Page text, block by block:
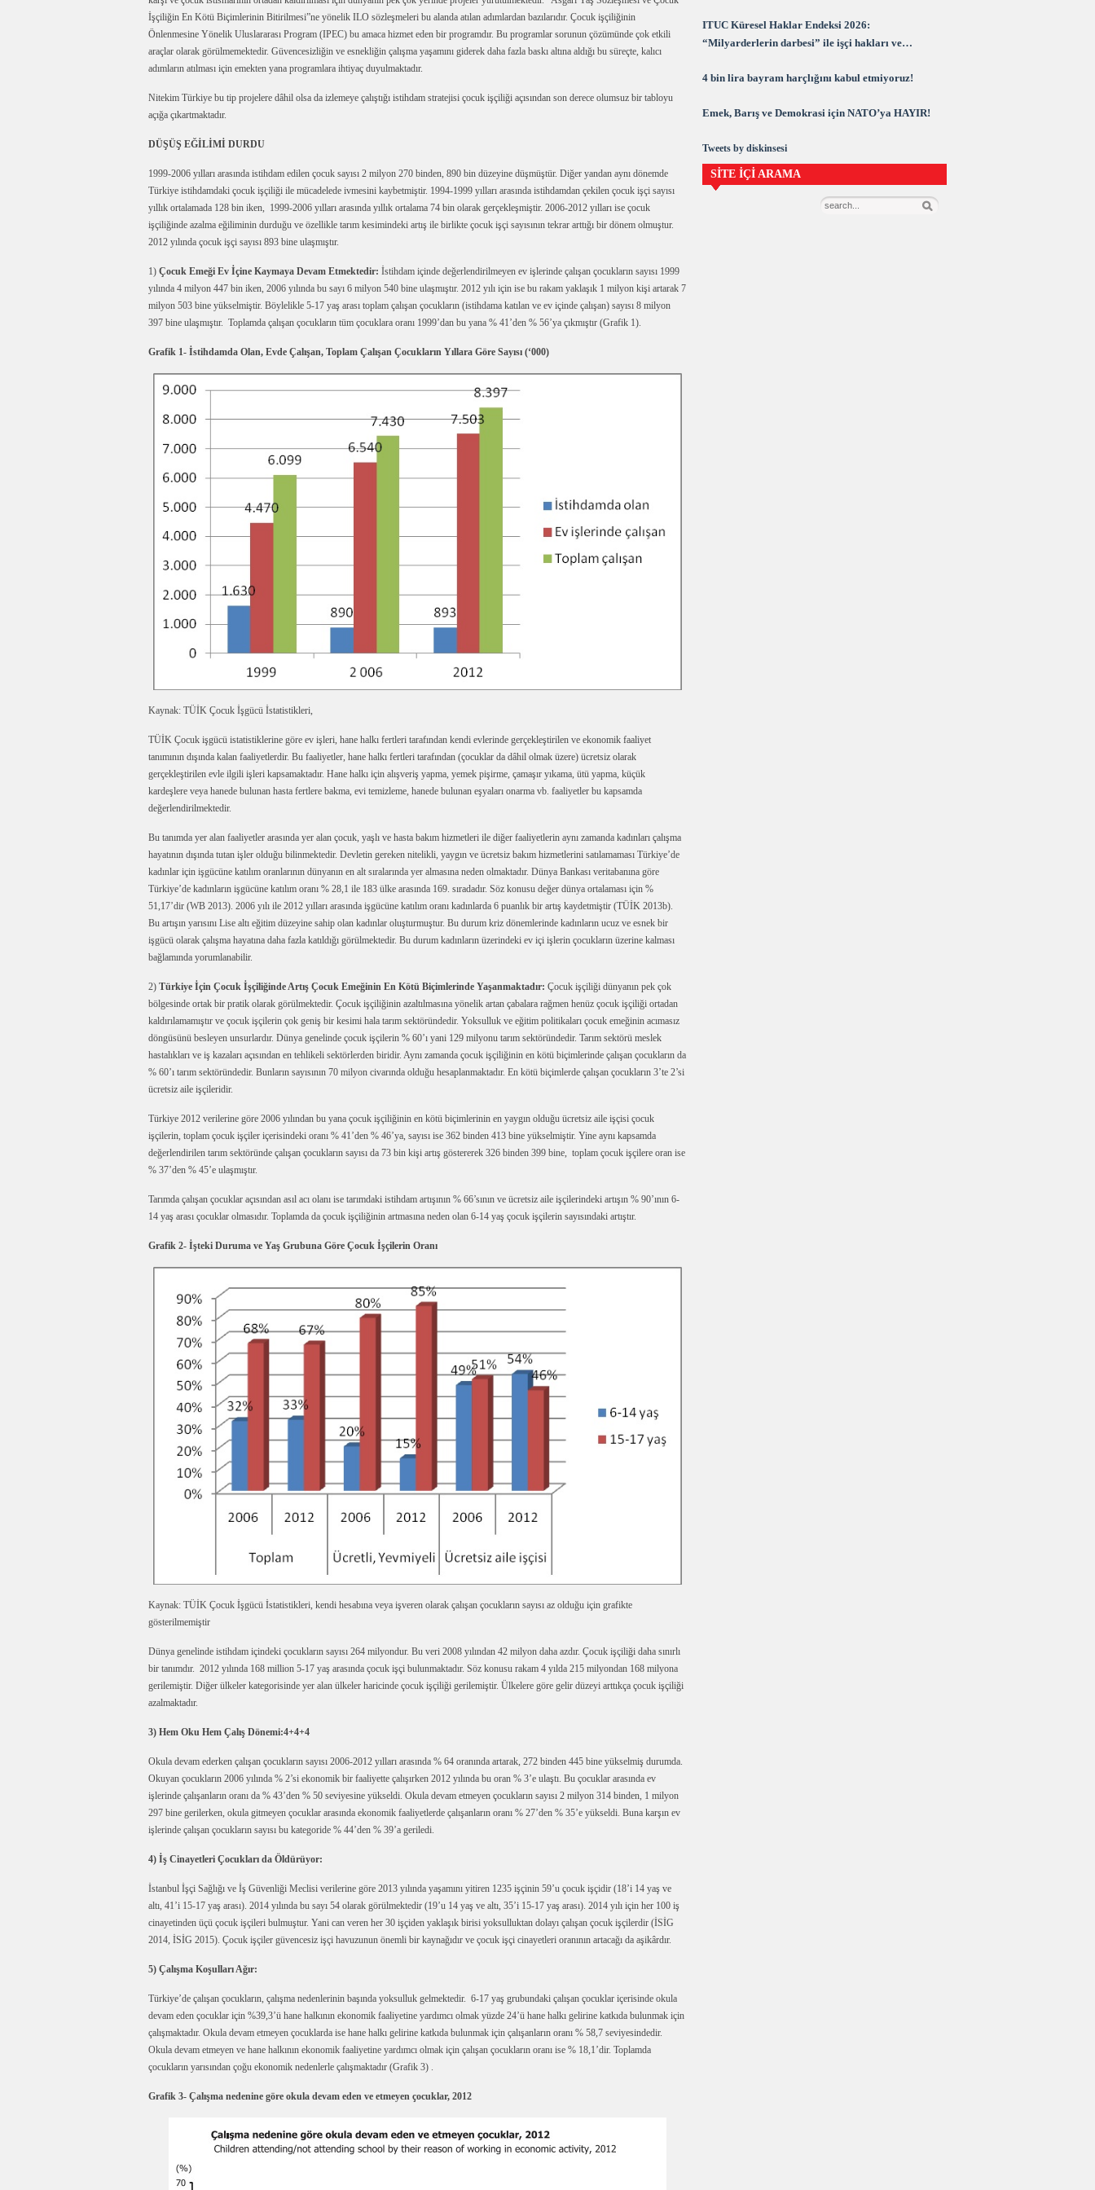
İşçiliğin En Kötü Biçimlerinin Bitirilmesi”ne yönelik ILO sözleşmeleri bu alanda atılan adımlardan bazılarıdır. Çocuk işçiliğinin
Önlenmesine Yönelik Uluslararası Program (IPEC) bu amaca hizmet eden bir programdır. Bu programlar sorunun çözümünde çok etkili
araçlar olarak görülmemektedir. Güvencesizliğin ve esnekliğin çalışma yaşamını giderek daha fazla baskı altına aldığı bu süreçte, kalıcı
adımların atılması için emekten yana programlara ihtiyaç duyulmaktadır.
Nitekim Türkiye bu tip projelere dâhil olsa da izlemeye çalıştığı istihdam stratejisi çocuk işçiliği açısından son derece olumsuz bir tabloyu
açığa çıkartmaktadır.
DÜŞÜŞ EĞİLİMİ DURDU
1999-2006 yılları arasında istihdam edilen çocuk sayısı 2 milyon 270 binden, 890 bin düzeyine düşmüştür. Diğer yandan aynı dönemde
Türkiye istihdamdaki çocuk işçiliği ile mücadelede ivmesini kaybetmiştir. 1994-1999 yılları arasında istihdamdan çekilen çocuk işçi sayısı
yıllık ortalamada 128 bin iken, 1999-2006 yılları arasında yıllık ortalama 74 bin olarak gerçekleşmiştir. 2006-2012 yılları ise çocuk
işçiliğinde azalma eğiliminin durduğu ve özellikle tarım kesimindeki artış ile birlikte çocuk işçi sayısının tekrar arttığı bir dönem olmuştur.
2012 yılında çocuk işçi sayısı 893 bine ulaşmıştır.
1) Çocuk Emeği Ev İçine Kaymaya Devam Etmektedir: İstihdam içinde değerlendirilmeyen ev işlerinde çalışan çocukların sayısı 1999
yılında 4 milyon 447 bin iken, 2006 yılında bu sayı 6 milyon 540 bine ulaşmıştır. 2012 yılı için ise bu rakam yaklaşık 1 milyon kişi artarak 7
milyon 503 bine yükselmiştir. Böylelikle 5-17 yaş arası toplam çalışan çocukların (istihdama katılan ve ev içinde çalışan) sayısı 8 milyon
397 bine ulaşmıştır. Toplamda çalışan çocukların tüm çocuklara oranı 1999’dan bu yana % 41’den % 56’ya çıkmıştır (Grafik 1).
Grafik 1- İstihdamda Olan, Evde Çalışan, Toplam Çalışan Çocukların Yıllara Göre Sayısı (‘000)
Kaynak: TÜİK Çocuk İşgücü İstatistikleri,
TÜİK Çocuk işgücü istatistiklerine göre ev işleri, hane halkı fertleri tarafından kendi evlerinde gerçekleştirilen ve ekonomik faaliyet
tanımının dışında kalan faaliyetlerdir. Bu faaliyetler, hane halkı fertleri tarafından (çocuklar da dâhil olmak üzere) ücretsiz olarak
gerçekleştirilen evle ilgili işleri kapsamaktadır. Hane halkı için alışveriş yapma, yemek pişirme, çamaşır yıkama, ütü yapma, küçük
kardeşlere veya hanede bulunan hasta fertlere bakma, evi temizleme, hanede bulunan eşyaları onarma vb. faaliyetler bu kapsamda
değerlendirilmektedir.
Bu tanımda yer alan faaliyetler arasında yer alan çocuk, yaşlı ve hasta bakım hizmetleri ile diğer faaliyetlerin aynı zamanda kadınları çalışma
hayatının dışında tutan işler olduğu bilinmektedir. Devletin gereken nitelikli, yaygın ve ücretsiz bakım hizmetlerini satılamaması Türkiye’de
kadınlar için işgücüne katılım oranlarının dünyanın en alt sıralarında yer almasına neden olmaktadır. Dünya Bankası veritabanına göre
Türkiye’de kadınların işgücüne katılım oranı % 28,1 ile 183 ülke arasında 169. sıradadır. Söz konusu değer dünya ortalaması için %
51,17’dir (WB 2013). 2006 yılı ile 2012 yılları arasında işgücüne katılım oranı kadınlarda 6 puanlık bir artış kaydetmiştir (TÜİK 2013b).
Bu artışın yarısını Lise altı eğitim düzeyine sahip olan kadınlar oluşturmuştur. Bu durum kriz dönemlerinde kadınların ucuz ve esnek bir
işgücü olarak çalışma hayatına daha fazla katıldığı görülmektedir. Bu durum kadınların üzerindeki ev içi işlerin çocukların üzerine kalması
bağlamında yorumlanabilir.
2) Türkiye İçin Çocuk İşçiliğinde Artış Çocuk Emeğinin En Kötü Biçimlerinde Yaşanmaktadır: Çocuk işçiliği dünyanın pek çok
bölgesinde ortak bir pratik olarak görülmektedir. Çocuk işçiliğinin azaltılmasına yönelik artan çabalara rağmen henüz çocuk işçiliği ortadan
kaldırılamamıştır ve çocuk işçilerin çok geniş bir kesimi hala tarım sektöründedir. Yoksulluk ve eğitim politikaları çocuk emeğinin acımasız
döngüsünü besleyen unsurlardır. Dünya genelinde çocuk işçilerin % 60’ı yani 129 milyonu tarım sektöründedir. Tarım sektörü meslek
hastalıkları ve iş kazaları açısından en tehlikeli sektörlerden biridir. Aynı zamanda çocuk işçiliğinin en kötü biçimlerinde çalışan çocukların da
% 60’ı tarım sektöründedir. Bunların sayısının 70 milyon civarında olduğu hesaplanmaktadır. En kötü biçimlerde çalışan çocukların 3’te 2’si
ücretsiz aile işçileridir.
Türkiye 2012 verilerine göre 2006 yılından bu yana çocuk işçiliğinin en kötü biçimlerinin en yaygın olduğu ücretsiz aile işçisi çocuk
işçilerin, toplam çocuk işçiler içerisindeki oranı % 41’den % 46’ya, sayısı ise 362 binden 413 bine yükselmiştir. Yine aynı kapsamda
değerlendirilen tarım sektöründe çalışan çocukların sayısı da 73 bin kişi artış göstererek 326 binden 399 bine, toplam çocuk işçilere oran ise
% 37’den % 45’e ulaşmıştır.
Tarımda çalışan çocuklar açısından asıl acı olanı ise tarımdaki istihdam artışının % 66’sının ve ücretsiz aile işçilerindeki artışın % 90’ının 6-
14 yaş arası çocuklar olmasıdır. Toplamda da çocuk işçiliğinin artmasına neden olan 6-14 yaş çocuk işçilerin sayısındaki artıştır.
Grafik 2- İşteki Duruma ve Yaş Grubuna Göre Çocuk İşçilerin Oranı
Kaynak: TÜİK Çocuk İşgücü İstatistikleri, kendi hesabına veya işveren olarak çalışan çocukların sayısı az olduğu için grafikte
gösterilmemiştir
Dünya genelinde istihdam içindeki çocukların sayısı 264 milyondur. Bu veri 2008 yılından 42 milyon daha azdır. Çocuk işçiliği daha sınırlı
bir tanımdır. 2012 yılında 168 million 5-17 yaş arasında çocuk işçi bulunmaktadır. Söz konusu rakam 4 yılda 215 milyondan 168 milyona
gerilemiştir. Diğer ülkeler kategorisinde yer alan ülkeler haricinde çocuk işçiliği gerilemiştir. Ülkelere göre gelir düzeyi arttıkça çocuk işçiliği
azalmaktadır.
3) Hem Oku Hem Çalış Dönemi:4+4+4
Okula devam ederken çalışan çocukların sayısı 2006-2012 yılları arasında % 64 oranında artarak, 272 binden 445 bine yükselmiş durumda.
Okuyan çocukların 2006 yılında % 2’si ekonomik bir faaliyette çalışırken 2012 yılında bu oran % 3’e ulaştı. Bu çocuklar arasında ev
işlerinde çalışanların oranı da % 43’den % 50 seviyesine yükseldi. Okula devam etmeyen çocukların sayısı 2 milyon 314 binden, 1 milyon
297 bine gerilerken, okula gitmeyen çocuklar arasında ekonomik faaliyetlerde çalışanların oranı % 27’den % 35’e yükseldi. Buna karşın ev
işlerinde çalışan çocukların sayısı bu kategoride % 44’den % 39’a geriledi.
4) İş Cinayetleri Çocukları da Öldürüyor:
İstanbul İşçi Sağlığı ve İş Güvenliği Meclisi verilerine göre 2013 yılında yaşamını yitiren 1235 işçinin 59’u çocuk işçidir (18’i 14 yaş ve
altı, 41’i 15-17 yaş arası). 2014 yılında bu sayı 54 olarak görülmektedir (19’u 14 yaş ve altı, 35’i 15-17 yaş arası). 2014 yılı için her 100 iş
cinayetinden üçü çocuk işçileri bulmuştur. Yani can veren her 30 işçiden yaklaşık birisi yoksulluktan dolayı çalışan çocuk işçilerdir (İSİG
2014, İSİG 2015). Çocuk işçiler güvencesiz işçi havuzunun önemli bir kaynağıdır ve çocuk işçi cinayetleri oranının artacağı da aşikârdır.
5) Çalışma Koşulları Ağır:
Türkiye’de çalışan çocukların, çalışma nedenlerinin başında yoksulluk gelmektedir. 6-17 yaş grubundaki çalışan çocuklar içerisinde okula
devam eden çocuklar için %39,3’ü hane halkının ekonomik faaliyetine yardımcı olmak yüzde 24’ü hane halkı gelirine katkıda bulunmak için
çalışmaktadır. Okula devam etmeyen çocuklarda ise hane halkı gelirine katkıda bulunmak için çalışanların oranı % 58,7 seviyesindedir.
Okula devam etmeyen ve hane halkının ekonomik faaliyetine yardımcı olmak için çalışan çocukların oranı ise % 18,1’dir. Toplamda
çocukların yarısından çoğu ekonomik nedenlerle çalışmaktadır (Grafik 3) .
Grafik 3- Çalışma nedenine göre okula devam eden ve etmeyen çocuklar, 2012
ITUC Küresel Haklar Endeksi 2026:
“Milyarderlerin darbesi” ile işçi hakları ve
4 bin lira bayram harçlığını kabul etmiyoruz!
Emek, Barış ve Demokrasi için NATO’ya HAYIR!
Tweets by diskinsesi
SİTE İÇİ ARAMA